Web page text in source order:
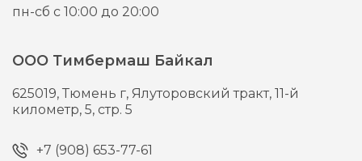
пн-сб с 10:00 до 20:00
ООО Тимбермаш Байкал
625019,Тюмень г, Ялуторовский тракт, 11-й
километр, 5, стр. 5
+7 (908) 653-77-61